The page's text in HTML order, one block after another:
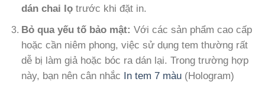
dán chai lọtrước khi đặt in.
Bỏ qua yếu tố bảo mật: Với các sản phẩm cao cấp
hoặc cần niêm phong, việc sử dụng tem thường rất
dễ bị làm giả hoặc bóc ra dán lại. Trong trường hợp
này, bạn nên cân nhắc In tem 7 màu(Hologram)